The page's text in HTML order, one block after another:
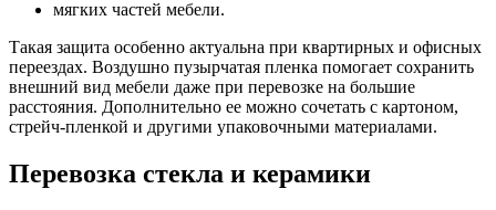
мягких частей мебели.
Такая защита особенно актуальна при квартирных и офисных
переездах. Воздушно пузырчатая пленка помогает сохранить
внешний вид мебели даже при перевозке на большие
расстояния. Дополнительно ее можно сочетать с картоном,
стрейч-пленкой и другими упаковочными материалами.
Перевозка стекла и керамики